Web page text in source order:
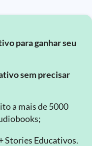
para ganhar seu
sem precisar
a mais de 5000
Stories Educativos.